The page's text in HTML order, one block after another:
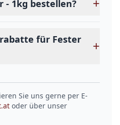
- 1kg bestellen?
für Fester
+
Sie uns gerne per E-
oder über unser